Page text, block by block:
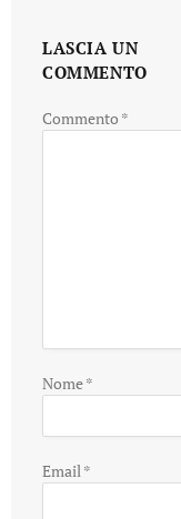
LASCIA UN
COMMENTO
Commento *
Nome*
Email*